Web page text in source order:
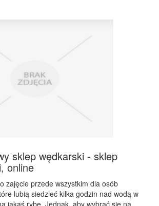
sklep wędkarski - sklep
online
zajęcie przede wszystkim dla osób
lubią siedzieć kilka godzin nad wodą w